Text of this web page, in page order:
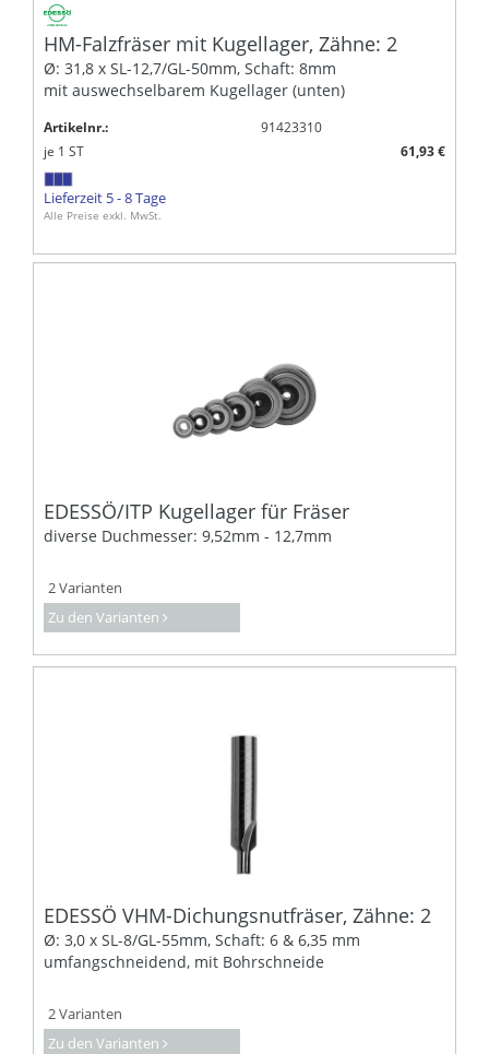
HM-Falzfräser mit Kugellager, Zähne: 2
Ø: 31,8 x SL-12,7/GL-50mm, Schaft: 8mm
mit auswechselbarem Kugellager (unten)
Artikelnr.:
91423310
je 1 ST 61,93 €
Lieferzeit 5 - 8 Tage
Alle Preise exkl. MwSt.
EDESSÖ/ITP Kugellager für Fräser
diverse Duchmesser: 9,52mm - 12,7mm
2 Varianten
Zu den Varianten
EDESSÖ VHM-Dichungsnutfräser, Zähne: 2
Ø: 3,0 x SL-8/GL-55mm, Schaft: 6 & 6,35 mm
umfangschneidend, mit Bohrschneide
2 Varianten
Zu den Varianten